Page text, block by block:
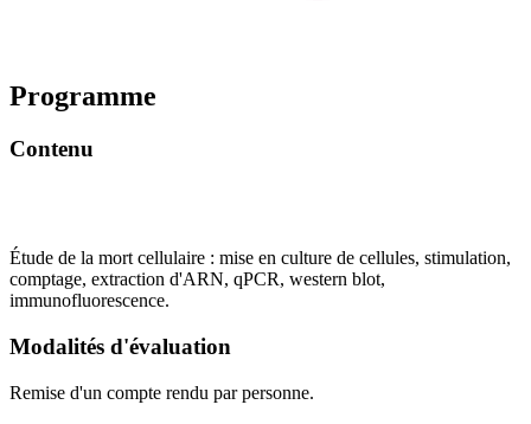
Programme
Contenu
Étude de la mort cellulaire : mise en culture de cellules, stimulation,
comptage, extraction d'ARN, qPCR, western blot,
immunofluorescence.
Modalités d'évaluation
Remise d'un compte rendu par personne.